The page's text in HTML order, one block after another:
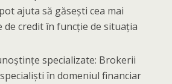
ajuta să găsești cea mai
credit în funcție de situația
specializate: Brokerii
în domeniul financiar